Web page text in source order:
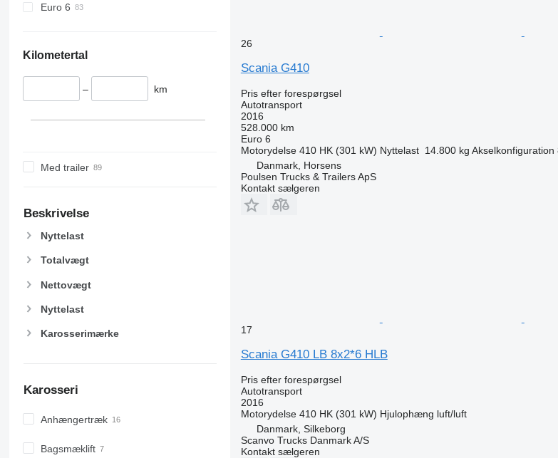
Euro 6
Kilometertal
– km
Med trailer
Beskrivelse
Nyttelast
Totalvægt
Nettovægt
Nyttelast
Karosserimærke
Karosseri
Anhængertræk
Bagsmæklift
26
Scania G410
Pris efter forespørgsel
Autotransport
2016
528.000 km
Euro 6
Motorydelse 410 HK (301 kW) Nyttelast 14.800 kg Akselkonfiguration
Danmark, Horsens
Poulsen Trucks & Trailers ApS
Kontakt sælgeren
17
Scania G410 LB 8x2*6 HLB
Pris efter forespørgsel
Autotransport
2016
Motorydelse 410 HK (301 kW) Hjulophæng luft/luft
Danmark, Silkeborg
Scanvo Trucks Danmark A/S
Kontakt sælgeren